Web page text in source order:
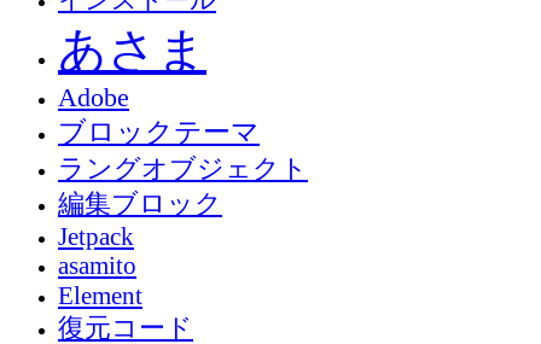
あさま
Adobe
ブロックテーマ
ラングオブジェクト
編集ブロック
Jetpack
asamito
Element
復元コード